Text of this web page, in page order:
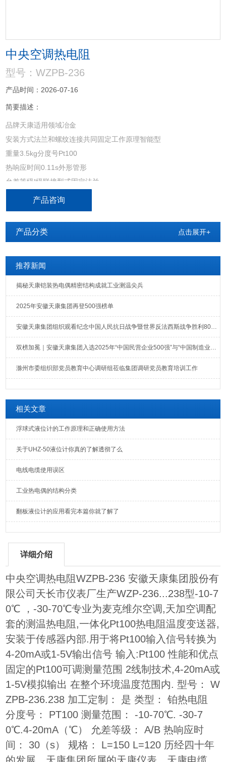
中央空调热电阻
型号：WZPB-236
产品时间：2026-07-16
简要描述：
品牌天康适用领域冶金
安装方式法兰和螺纹连接共同固定工作原理智能型
重量3.5kg分度号Pt100
热响应时间0.11s外形管形
允差等级Ⅰ级联接型式固定法兰
允差值0.1℃材质不锈钢
外形尺寸20*1.5m*m*m产地国产
加工定制是
中央空调热电阻WZPB-236
安徽天康集团股份有限公司天长市仪表厂生产WZP-236...238型-1
产品咨询
产品分类 点击展开+
推荐新闻
揭秘天康铠装热电偶精密结构成就工业测温尖兵
2025年安徽天康集团再登500强榜单
安徽天康集团组织观看纪念中国人民抗日战争暨世界反法西斯战争胜利80周年大会直播
双榜加冕｜安徽天康集团入选2025年“中国民营企业500强”与“中国制造业民营企业500强”榜单
滁州市委组织部党员教育中心调研组莅临集团调研党员教育培训工作
相关文章
浮球式液位计的工作原理和正确使用方法
关于UHZ-50液位计你真的了解透彻了么
电线电缆使用误区
工业热电偶的结构分类
翻板液位计的应用看完本篇你就了解了
详细介绍
中央空调热电阻WZPB-236 安徽天康集团股份有
限公司天长市仪表厂生产WZP-236...238型-10-7
0℃ ，-30-70℃专业为麦克维尔空调,天加空调配
套的测温热电阻,一体化Pt100热电阻温度变送器,
安装于传感器内部.用于将Pt100输入信号转换为
4-20mA或1-5V输出信号 输入:Pt100 性能和优点
固定的Pt100可调测量范围 2线制技术,4-20mA或
1-5V模拟输出 在整个环境温度范围内. 型号： W
ZPB-236.238 加工定制： 是 类型： 铂热电阻
分度号： PT100 测量范围： -10-70℃. -30-7
0℃.4-20mA（℃） 允差等级： A/B 热响应时
间： 30（s） 规格： L=150 L=120 历经四十年